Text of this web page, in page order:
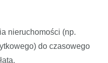
nieruchomości (np.
do czasowego